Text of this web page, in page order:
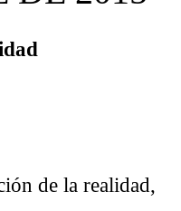
de la realidad,